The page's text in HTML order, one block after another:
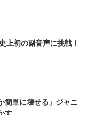
／デスクチェア メッシ
チェア 疲れない テレ
ト 30度ロッキング機
ュ ゲーミング/勉強/事
ア (ブラック)
モニター | FlexScan
・USB Type-C・ホワ
ター DualSense 充電
ーツ 厚型 ワイド 42枚
ツ L 中型犬用 26枚入
上初の副音声に挑戦！
簡単に壊せる」ジャニ
す